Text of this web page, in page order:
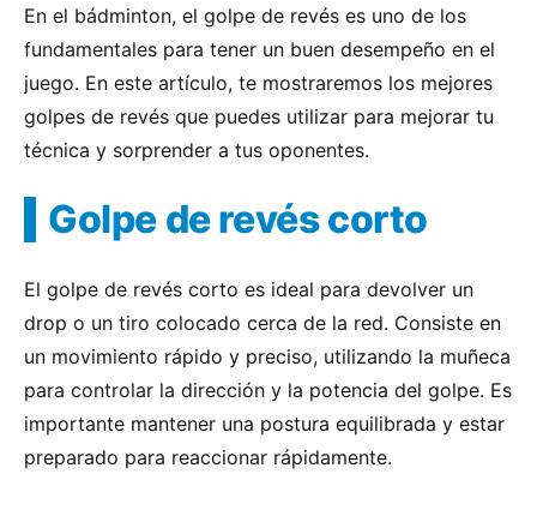
En el bádminton, el golpe de revés es uno de los
fundamentales para tener un buen desempeño en el
juego. En este artículo, te mostraremos los mejores
golpes de revés que puedes utilizar para mejorar tu
técnica y sorprender a tus oponentes.
Golpe de revés corto
El golpe de revés corto es ideal para devolver un
drop o un tiro colocado cerca de la red. Consiste en
un movimiento rápido y preciso, utilizando la muñeca
para controlar la dirección y la potencia del golpe. Es
importante mantener una postura equilibrada y estar
preparado para reaccionar rápidamente.